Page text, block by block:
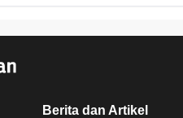
Berita dan Artikel